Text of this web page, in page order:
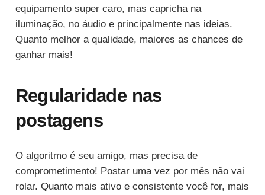
equipamento super caro, mas capricha na
iluminação, no áudio e principalmente nas ideias.
Quanto melhor a qualidade, maiores as chances de
ganhar mais!
Regularidade nas
postagens
O algoritmo é seu amigo, mas precisa de
comprometimento! Postar uma vez por mês não vai
rolar. Quanto mais ativo e consistente você for, mais